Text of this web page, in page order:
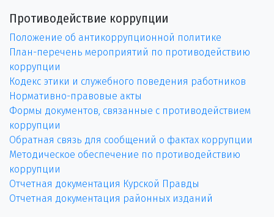
Противодействие коррупции
Положение об антикоррупционной политике
План-перечень мероприятий по противодействию
коррупции
Кодекс этики и служебного поведения работников
Нормативно-правовые акты
Формы документов, связанные с противодействием
коррупции
Обратная связь для сообщений о фактах коррупции
Методическое обеспечение по противодействию
коррупции
Отчетная документация Курской Правды
Отчетная документация районных изданий